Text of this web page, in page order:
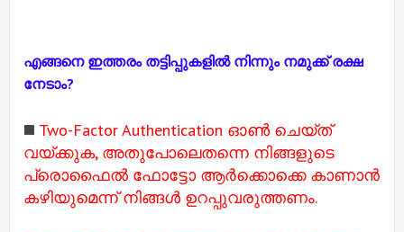
എങ്ങനെ ഇത്തരം തട്ടിപ്പുകളിൽ നിന്നും നമുക്ക് രക്ഷ
നേടാം?
◼️ Two-Factor Authentication ഓൺ ചെയ്ത്
വയ്ക്കുക, അതുപോലെതന്നെ നിങ്ങളുടെ
പ്രൊഫൈൽ ഫോട്ടോ ആർക്കൊക്കെ കാണാൻ
കഴിയുമെന്ന് നിങ്ങൾ ഉറപ്പുവരുത്തണം.